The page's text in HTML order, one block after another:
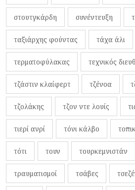
στουτγκάρδη συνέντευξη
ταξιάρχης φούντας τάχα άλι
τερματοφύλακας τεχνικός
τζάστιν κλαίφερτ τζένοα
τζολάκης τζον ντε λουίς
τιερί ανρί τόνι κάλβο
τότι τουν τουρκεμνιστάν
τραυματισμοί τσάβες